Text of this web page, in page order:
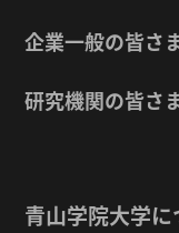
企業一般の皆さ
研究機関の皆さ
青山学院大学に